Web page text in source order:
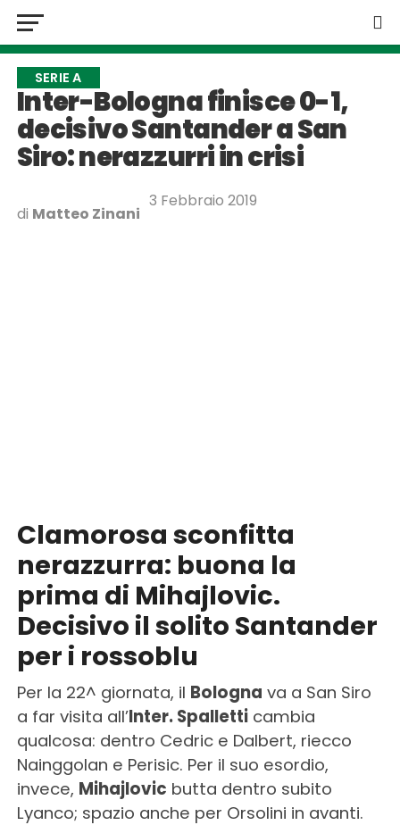
SERIE A
Inter-Bologna finisce 0-1,
decisivo Santander a San
Siro: nerazzurri in crisi
di Matteo Zinani
3 Febbraio 2019
Clamorosa sconfitta
nerazzurra: buona la
prima di Mihajlovic.
Decisivo il solito Santander
per i rossoblu
Per la 22^ giornata, il Bologna va a San Siro
a far visita all’Inter. Spalletticambia
qualcosa: dentro Cedric e Dalbert, riecco
Nainggolan e Perisic. Per il suo esordio,
invece, Mihajlovic butta dentro subito
Lyanco; spazio anche per Orsolini in avanti.